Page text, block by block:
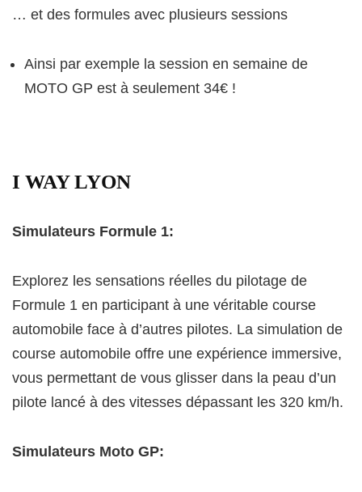
… et des formules avec plusieurs sessions
Ainsi par exemple la session en semaine de
MOTO GP est à seulement 34€ !
I WAY LYON
Simulateurs Formule 1:
Explorez les sensations réelles du pilotage de
Formule 1 en participant à une véritable course
automobile face à d’autres pilotes. La simulation de
course automobile offre une expérience immersive,
vous permettant de vous glisser dans la peau d’un
pilote lancé à des vitesses dépassant les 320 km/h.
Simulateurs Moto GP: